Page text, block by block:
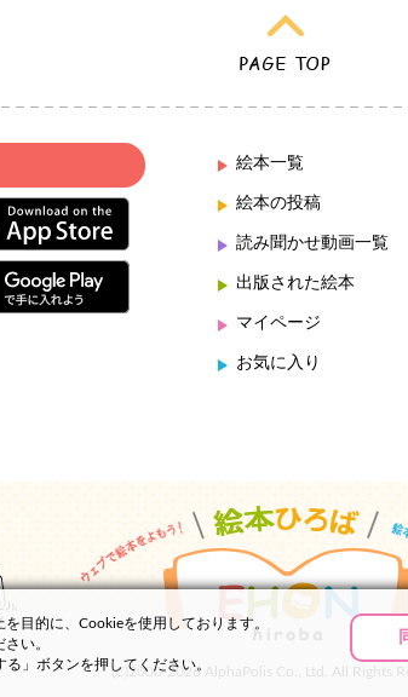
絵本一覧
絵本の投稿
読み聞かせ動画一覧
出版された絵本
マイページ
お気に入り
(C)2000-2026 AlphaPolis Co., Ltd. All Rights
目的に、Cookieを使用しております。
い。
」ボタンを押してください。